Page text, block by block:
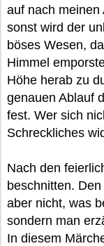
auf nach meinen
sonst wird der
böses Wesen,
Himmel
Höhe herab zu
genauen Ablauf
fest. Wer sich
Schreckliches
Nach den
beschnitten.
aber nicht, was
sondern man
In diesem